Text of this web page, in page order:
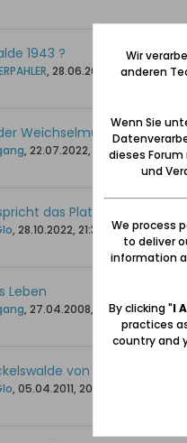
1943 ?
, 28.06.2025, 21:09
Weichselmündung
, 22.07.2022, 19:32
das Platt der Nehrung
, 28.10.2022, 21:32
Leben
, 27.04.2008, 14:27
von Heinz Albert Pohl
, 05.04.2011, 20:30
Wir
anderen
Wenn Sie
dieses
und
We process
to deliver
information
By clicking "I
practices
country and